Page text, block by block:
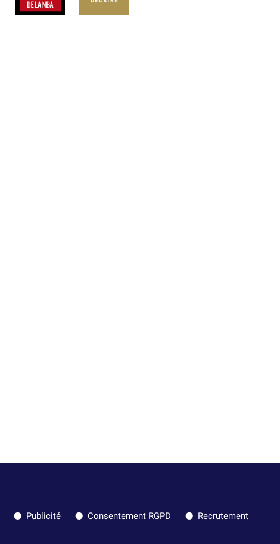
Publicité Consentement RGPD Recrutement